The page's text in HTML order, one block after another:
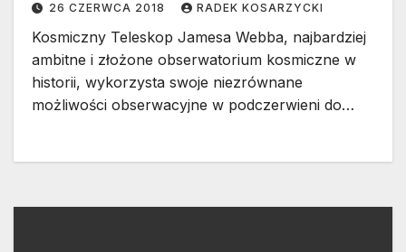
26 CZERWCA 2018 RADEK KOSARZYCKI
Kosmiczny Teleskop Jamesa Webba, najbardziej
ambitne i złożone obserwatorium kosmiczne w
historii, wykorzysta swoje niezrównane
możliwości obserwacyjne w podczerwieni do…